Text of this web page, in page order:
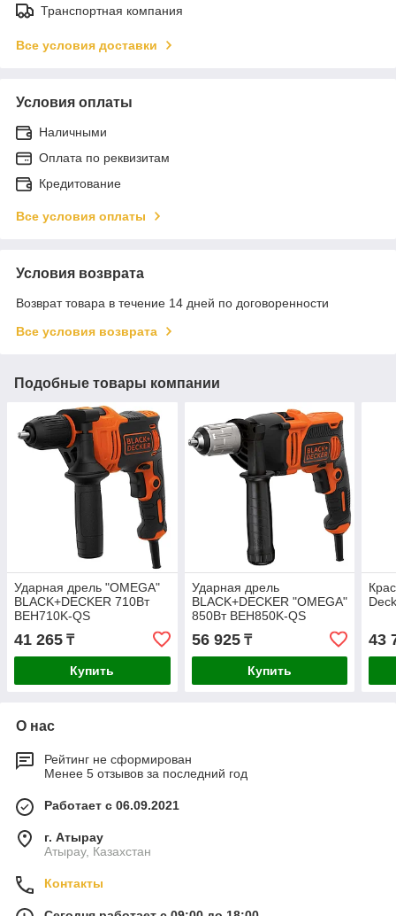
Транспортная компания
Все условия доставки
Условия оплаты
Наличными
Оплата по реквизитам
Кредитование
Все условия оплаты
Условия возврата
Возврат товара в течение 14 дней по договоренности
Все условия возврата
Подобные товары компании
Ударная дрель "OMEGA"
BLACK+DECKER 710Вт
BEH710K-QS
41 265 ₸
Купить
Ударная дрель
BLACK+DECKER "OMEGA"
850Вт BEH850K-QS
56 925₸
Купить
43
О нас
Рейтинг не сформирован
Менее 5 отзывов за последний год
Работает с 06.09.2021
г. Атырау
Атырау, Казахстан
Контакты